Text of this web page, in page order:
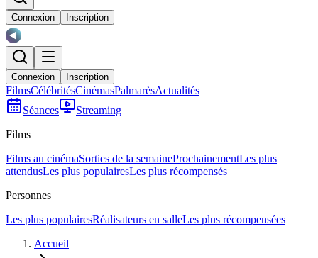
Connexion Inscription
Connexion Inscription
FilmsCélébritésCinémasPalmarèsActualités
Séances
Streaming
Films
Films au cinémaSorties de la semaineProchainementLes plus
attendusLes plus populairesLes plus récompensés
Personnes
Les plus populairesRéalisateurs en salleLes plus récompensées
Accueil